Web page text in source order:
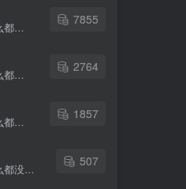
这家伙很懒，什么都没有写...
7855
这家伙很懒，什么都没有写...
2764
这家伙很懒，什么都没有写...
1857
这家伙很懒，什么都没有写...
507